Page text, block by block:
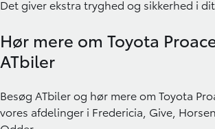
Det giver ekstra tryghed og sikkerhed i
Hør mere om Toyota
ATbiler
Besøg ATbilerog hør mere om Toyota
vores afdelinger i Fredericia Give